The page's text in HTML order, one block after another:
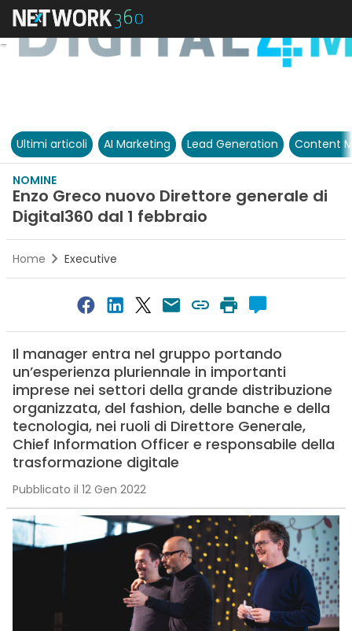
Ultimi articoli AI Marketing Lead Generation Content
NOMINE
Enzo Greco nuovo Direttore generale di
Digital360 dal 1 febbraio
Home Executive
Il manager entra nel gruppo portando
un’esperienza pluriennale in importanti
imprese nei settori della grande distribuzione
organizzata, del fashion, delle banche e della
tecnologia, nei ruoli di Direttore Generale,
Chief Information Officer e responsabile della
trasformazione digitale
Pubblicato il 12 Gen 2022